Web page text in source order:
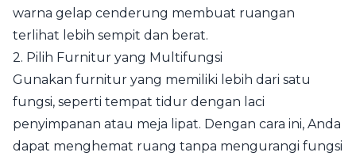
warna gelap cenderung membuat ruangan
terlihat lebih sempit dan berat.
2. Pilih Furnitur yang Multifungsi
Gunakan furnitur yang memiliki lebih dari satu
fungsi, seperti tempat tidur dengan laci
penyimpanan atau meja lipat. Dengan cara ini, Anda
dapat menghemat ruang tanpa mengurangi fungsi